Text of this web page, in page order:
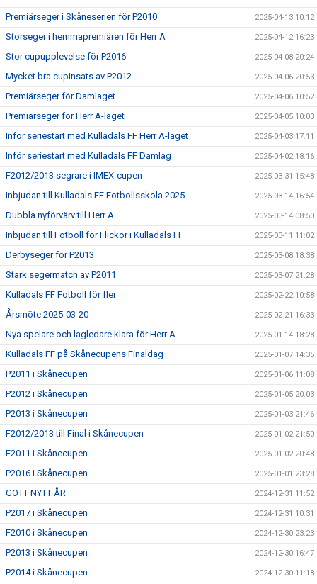
Premiärseger i Skåneserien för P2010 2025-04-13 10:12
Storseger i hemmapremiären för Herr A 2025-04-12 16:23
Stor cupupplevelse för P2016 2025-04-08 20:24
Mycket bra cupinsats av P2012 2025-04-06 20:53
Premiärseger för Damlaget 2025-04-06 10:52
Premiärseger för Herr A-laget 2025-04-05 10:03
Inför seriestart med Kulladals FF Herr A-laget 2025-04-03 17:11
Inför seriestart med Kulladals FF Damlag 2025-04-02 18:16
F2012/2013 segrare i IMEX-cupen 2025-03-31 15:48
Inbjudan till Kulladals FF Fotbollsskola 2025 2025-03-14 16:54
Dubbla nyförvärv till Herr A 2025-03-14 08:50
Inbjudan till Fotboll för Flickor i Kulladals FF 2025-03-11 11:02
Derbyseger för P2013 2025-03-08 18:38
Stark segermatch av P2011 2025-03-07 21:28
Kulladals FF Fotboll för fler 2025-02-22 10:58
Årsmöte 2025-03-20 2025-02-21 16:33
Nya spelare och lagledare klara för Herr A 2025-01-14 18:28
Kulladals FF på Skånecupens Finaldag 2025-01-07 14:35
P2011 i Skånecupen 2025-01-06 11:08
P2012 i Skånecupen 2025-01-05 20:03
P2013 i Skånecupen 2025-01-03 21:46
F2012/2013 till Final i Skånecupen 2025-01-02 21:50
F2011 i Skånecupen 2025-01-02 20:48
P2016 i Skånecupen 2025-01-01 23:28
GOTT NYTT ÅR 2024-12-31 11:52
P2017 i Skånecupen 2024-12-31 10:31
F2010 i Skånecupen 2024-12-30 23:23
P2013 i Skånecupen 2024-12-30 16:47
P2014 i Skånecupen 2024-12-30 11:18